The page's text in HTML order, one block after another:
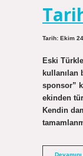
Tarih: Ekim
Eski
kullanılan
sponsor”
ekinden
Kendin